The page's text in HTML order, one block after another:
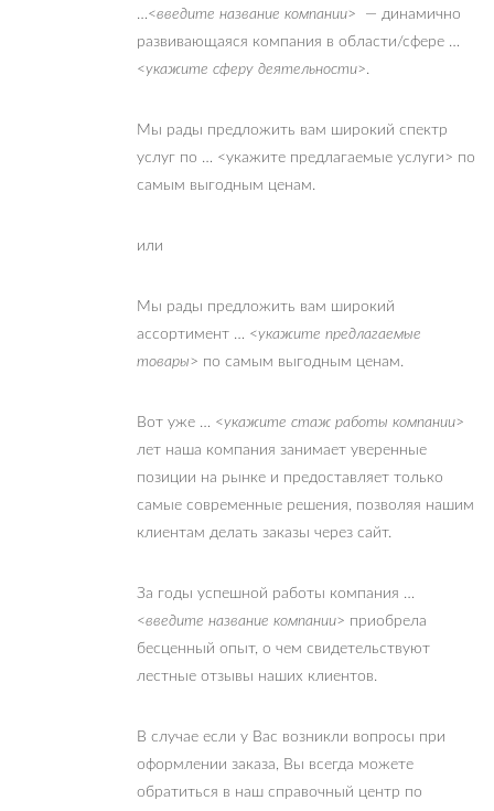
…<введите название компании> — динамично
развивающаяся компания в области/сфере …
<укажите сферу деятельности>.
Мы рады предложить вам широкий спектр
услуг по … <укажите предлагаемые услуги> по
самым выгодным ценам.
или
Мы рады предложить вам широкий
ассортимент … <укажите предлагаемые
товары> по самым выгодным ценам.
Вот уже … <укажите стаж работы компании>
лет наша компания занимает уверенные
позиции на рынке и предоставляет только
самые современные решения, позволяя нашим
клиентам делать заказы через сайт.
За годы успешной работы компания …
<введите название компании> приобрела
бесценный опыт, о чем свидетельствуют
лестные отзывы наших клиентов.
В случае если у Вас возникли вопросы при
оформлении заказа, Вы всегда можете
обратиться в наш справочный центр по